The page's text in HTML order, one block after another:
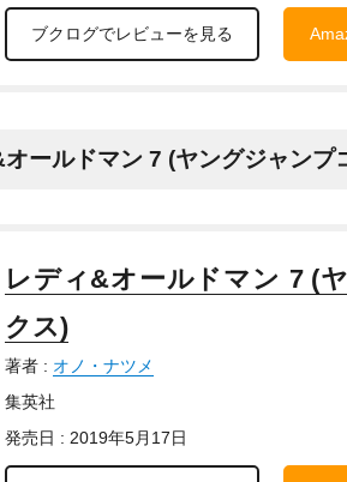
ブクログでレビューを見る
ールドマン 7 (ヤングジャンプ
レディ&オールドマン 7 (
クス)
著者 : オノ・ナツメ
集英社
発売日 : 2019年5月17日